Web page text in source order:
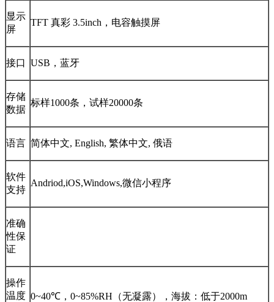
显示
屏
TFT 真彩 3.5inch，电容触摸屏
接口 USB，蓝牙
存储
数据
标样1000条，试样20000条
语言 简体中文, English, 繁体中文, 俄语
软件
支持
Andriod,iOS,Windows,微信小程序
准确
性保
证
操作
温度 0~40℃，0~85%RH（无凝露），海拔：低于2000m